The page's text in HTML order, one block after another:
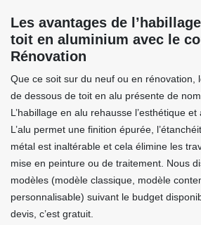
Les avantages de
toit en aluminium avec le
Rénovation
Que ce soit sur du neuf ou en rénovation,
de dessous de toit en alu présente de
L’habillage en alu rehausse l’esthétique
L’alu permet une finition épurée,
métal est inaltérable et cela élimine les
mise en peinture ou de traitement. Nous
modèles (modèle classique, modèle
personnalisable) suivant le budget
devis, c’est gratuit.